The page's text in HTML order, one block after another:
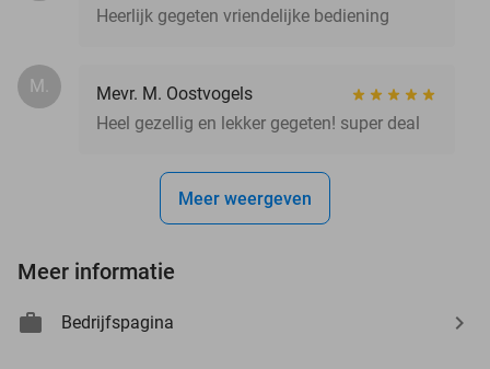
Heerlijk gegeten vriendelijke bediening
M.
Mevr. M. Oostvogels
Heel gezellig en lekker gegeten! super deal
Meer weergeven
Meer informatie
Bedrijfspagina